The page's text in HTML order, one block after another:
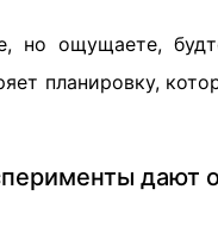
но ощущаете,
планировку,
дают